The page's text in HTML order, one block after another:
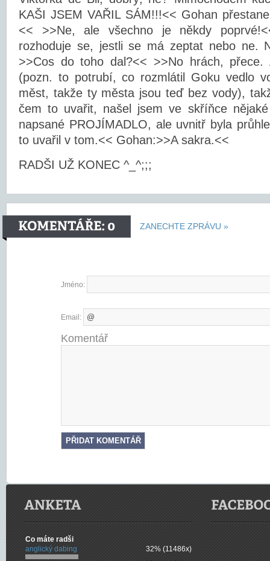
KAŠI JSEM VAŘIL SÁM!!!<< Gohan
<< >>Ne, ale všechno je někdy
rozhoduje se, jestli se má zeptat nebo ne.
>>Cos do toho dal?<< >>No hrách, přece.
(pozn. to potrubí, co rozmlátil Goku vedlo
měst, takže ty města jsou teď bez vody),
čem to uvařit, našel jsem ve skříňce
napsané PROJÍMADLO, ale uvnitř byla
to uvařil v tom.<< Gohan:>>A sakra.<<
RADŠI UŽ KONEC ^_^;;;
ZANECHTE ZPRÁVU »
Jméno:
Email:
Komentář
Co máte radši
anglický dabing
32% (11486x)